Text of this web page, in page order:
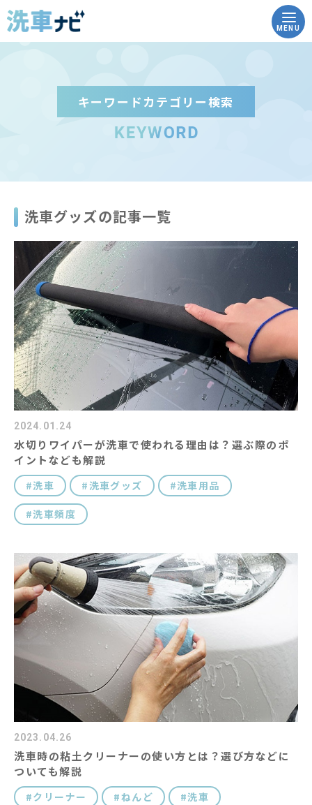
MENU
トップ
洗車の豆知識
実践！how to洗車
こんな時どうする？Q&A
コイン洗車場を調べる
コラム
キャラクター紹介
#キーワード
キーワードカテゴリー検索
洗車グッズの記事一覧
2024.01.24
水切りワイパーが洗車で使われる理由は？選ぶ際のポ
イントなども解説
洗車 洗車グッズ 洗車用品
洗車頻度
2023.04.26
洗車時の粘土クリーナーの使い方とは？選び方などに
ついても解説
クリーナー ねんど 洗車